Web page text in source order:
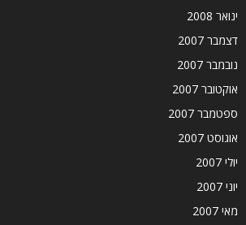
ינואר 2008
דצמבר 2007
נובמבר 2007
אוקטובר 2007
ספטמבר 2007
אוגוסט 2007
יולי 2007
יוני 2007
מאי 2007